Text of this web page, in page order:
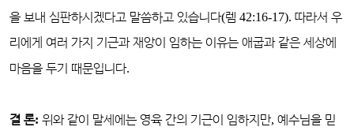
을 보내 심판하시겠다고 말씀하고 있습니다(렘 42:16-17). 따라서 우
리에게 여러 가지 기근과 재앙이 임하는 이유는 애굽과 같은 세상에
마음을 두기 때문입니다.
결 론: 위와 같이 말세에는 영육 간의 기근이 임하지만, 예수님을 믿